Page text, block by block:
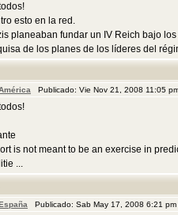
esto en la red.
planeaban fundar un IV Reich bajo
de los planes de los líderes del
Publicado: Vie Nov 21, 2008 11:05
is not meant to be an exercise in
...
Publicado: Sab May 17, 2008 6:21